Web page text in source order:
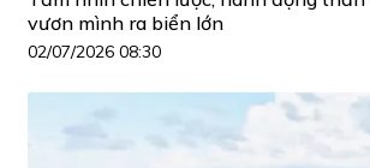
vươn mình ra biển lớn
02/07/2026 08:30